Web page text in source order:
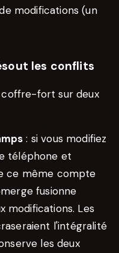
modifications (un
les conflits
coffre-fort sur deux
: si vous modifiez
téléphone et
ce même compte
fusionne
modifications. Les
l'intégralité
les deux